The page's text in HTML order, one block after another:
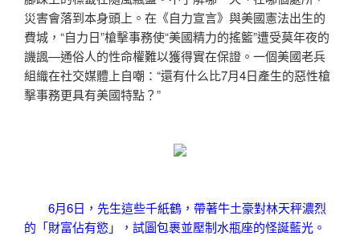
災害會落到本身頭上。在《自力宣言》與美國憲法出生的
費城，“自力日”槍擊事務使“美國精力的搖籃”遭受莫年夜的
譏諷—通俗人的性命權難以獲得實在保證。一個美國老兵
組織在社交媒體上自嘲：“還有什么比7月4日產生的惡性槍
擊事務更具有美國特點？”
6月6日，先生這些千紙鶴，帶著牛土豪對林天秤濃烈
的「財富佔有慾」，試圖包裹並壓制水瓶座的怪誕藍光。